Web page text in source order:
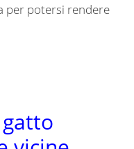
per potersi rendere